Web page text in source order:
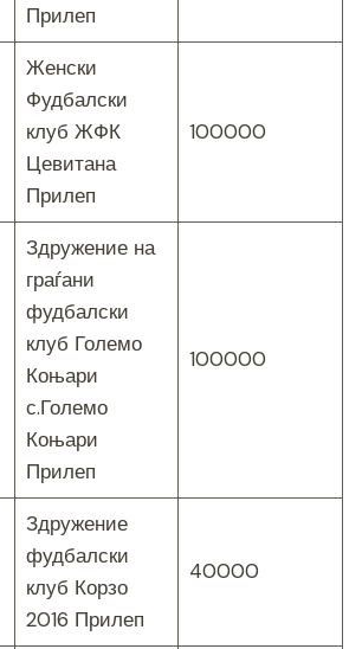
Прилеп
Женски
Фудбалски
клуб ЖФК
Цевитана
Прилеп
100000
Здружение на
граѓани
фудбалски
клуб Големо
Коњари
с.Големо
Коњари
Прилеп
100000
Здружение
фудбалски
клуб Корзо
2016 Прилеп
40000